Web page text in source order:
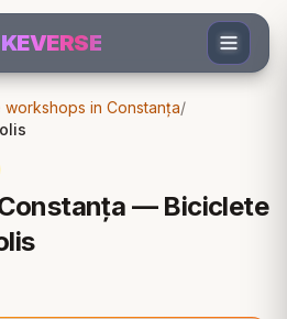
workshops in Constanța/
— Biciclete